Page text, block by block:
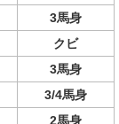
3馬身
クビ
3馬身
3/4馬身
2馬身